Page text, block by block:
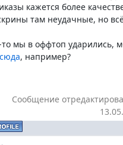
кажется более
там неудачные, но
то мы в оффтоп ударились,
сюда, например?
Сообщение